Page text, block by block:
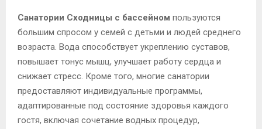
Санатории Сходницы с бассейном пользуются
большим спросом у семей с детьми и людей среднего
возраста. Вода способствует укреплению суставов,
повышает тонус мышц, улучшает работу сердца и
снижает стресс. Кроме того, многие санатории
предоставляют индивидуальные программы,
адаптированные под состояние здоровья каждого
гостя, включая сочетание водных процедур,